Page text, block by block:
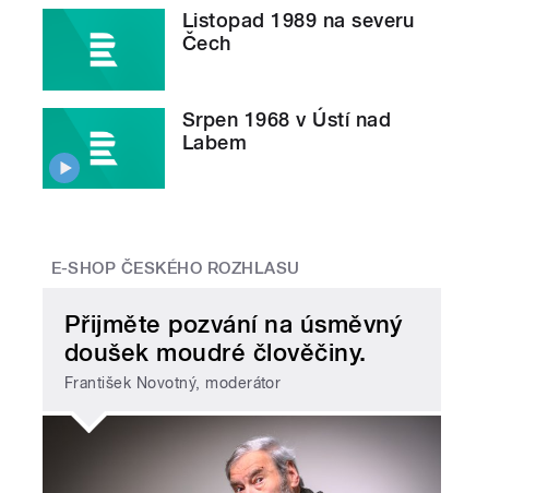
Listopad 1989 na severu
Čech
Srpen 1968 v Ústí nad
Labem
E-SHOP ČESKÉHO ROZHLASU
Přijměte pozvání na úsměvný
doušek moudré člověčiny.
František Novotný, moderátor